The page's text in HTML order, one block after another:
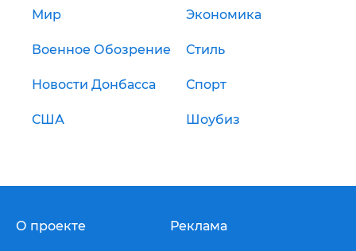
Мир Экономика
Военное Обозрение Стиль
Новости Донбасса Спорт
США Шоубиз
О проекте Реклама